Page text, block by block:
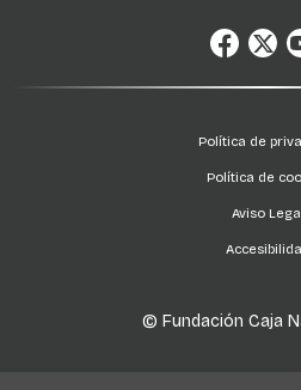
Política de
Política de
Aviso
© Fundación Caja